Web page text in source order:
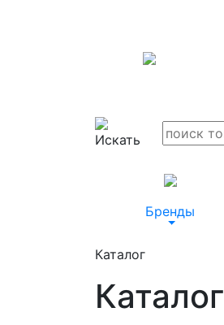
Бренды
Каталог
Каталог